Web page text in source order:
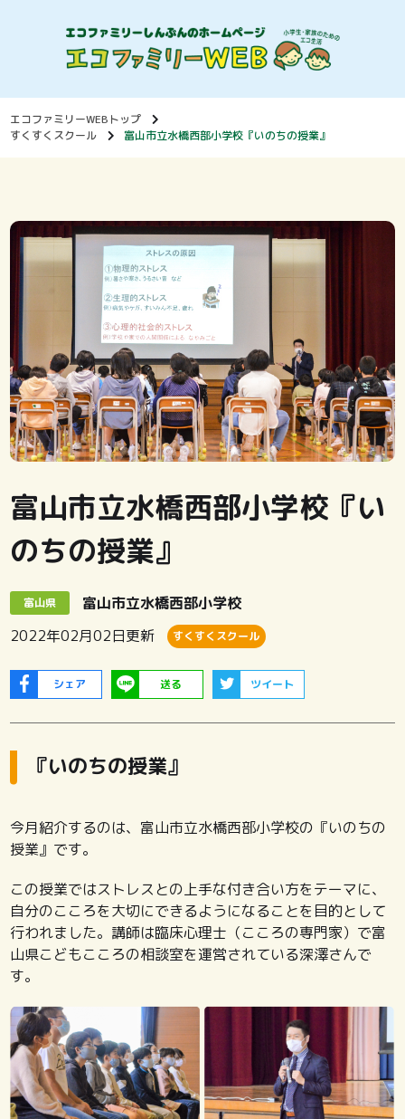
エコファミリーWEBトップ
すくすくスクール
富山市立水橋西部小学校『いのちの授業』
富山市立水橋西部小学校『い
のちの授業』
富山県
富山市立水橋西部小学校
2022年02月02日更新 すくすくスクール
シェア 送る ツイート
『いのちの授業』
今月紹介するのは、富山市立水橋西部小学校の『いのちの
授業』です。
この授業ではストレスとの上手な付き合い方をテーマに、
自分のこころを大切にできるようになることを目的として
行われました。講師は臨床心理士（こころの専門家）で富
山県こどもこころの相談室を運営されている深澤さんで
す。